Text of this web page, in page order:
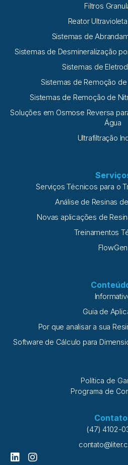
Filtros
Reator
Sistemas de
Sistemas de Desmineralização
Sistemas de
Sistemas de Remoção
Sistemas de Remoção de
Soluções em Osmose Reversa
Água
Ultrafiltração
Serviços Técnicos para o
Análise de Resinas
Novas aplicações de
Treinamentos
FlowGen
Guia de
Por que analisar a sua
Software de Cálculo para
Política de
Programa de
(47) 4102-